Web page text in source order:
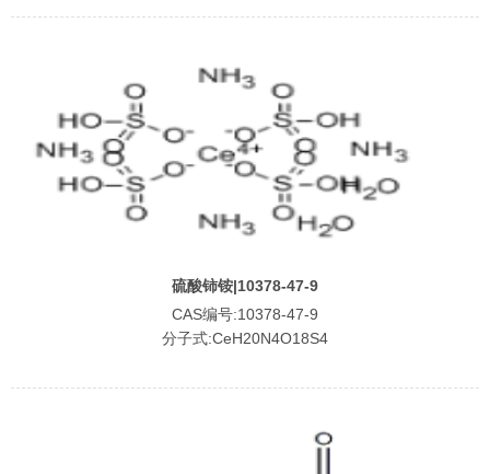
硫酸铈铵|10378-47-9
CAS编号:10378-47-9
分子式:CeH20N4O18S4